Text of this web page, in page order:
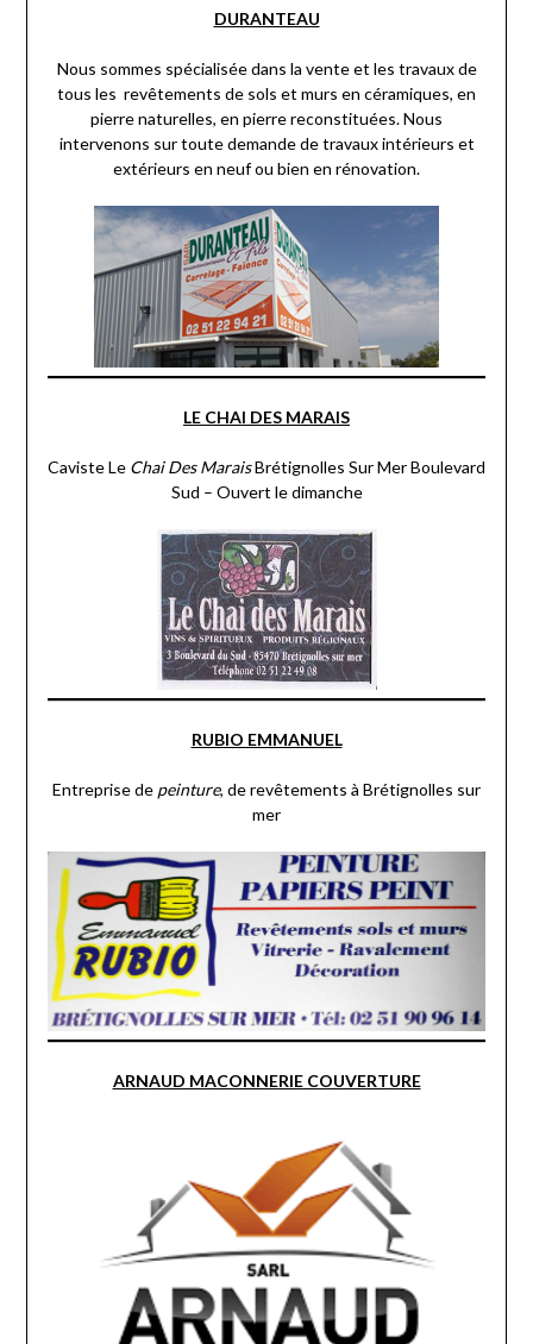
DURANTEAU
Nous sommes spécialisée dans la vente et les travaux de
tous les revêtements de sols et murs en céramiques, en
pierre naturelles, en pierre reconstituées. Nous
intervenons sur toute demande de travaux intérieurs et
extérieurs en neuf ou bien en rénovation.
LE CHAI DES MARAIS
Caviste Le Chai Des MaraisBrétignolles Sur Mer Boulevard
Sud – Ouvert le dimanche
RUBIO EMMANUEL
Entreprise de peinture, de revêtements à Brétignolles sur
mer
ARNAUD MACONNERIE COUVERTURE